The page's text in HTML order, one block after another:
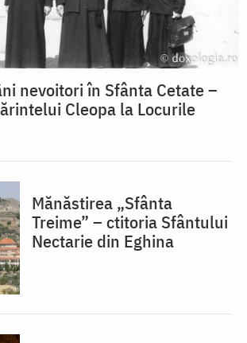
nevoitori în Sfânta Cetate –
Cleopa la Locurile
Mănăstirea „Sfânta
Treime” – ctitoria Sfântului
Nectarie din Eghina